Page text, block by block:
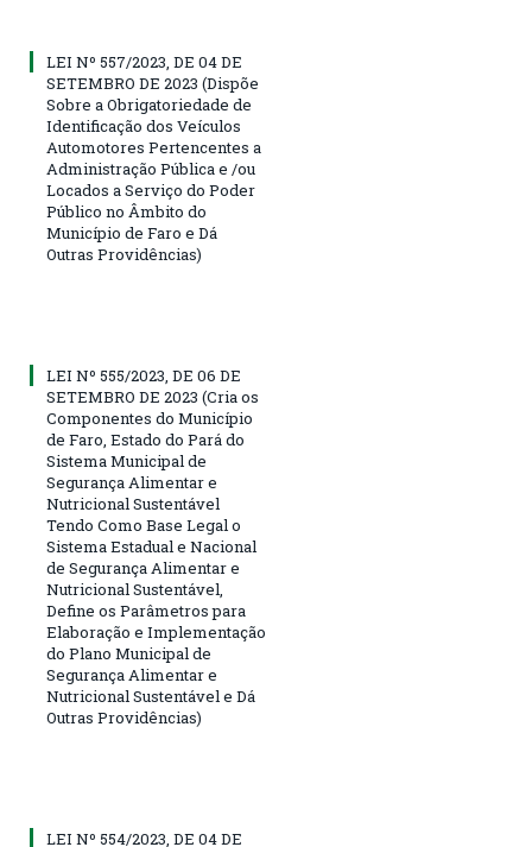
LEI Nº 557/2023, DE 04 DE
SETEMBRO DE 2023 (Dispõe
Sobre a Obrigatoriedade de
Identificação dos Veículos
Automotores Pertencentes a
Administração Pública e /ou
Locados a Serviço do Poder
Público no Âmbito do
Município de Faro e Dá
Outras Providências)
LEI Nº 555/2023, DE 06 DE
SETEMBRO DE 2023 (Cria os
Componentes do Município
de Faro, Estado do Pará do
Sistema Municipal de
Segurança Alimentar e
Nutricional Sustentável
Tendo Como Base Legal o
Sistema Estadual e Nacional
de Segurança Alimentar e
Nutricional Sustentável,
Define os Parâmetros para
Elaboração e Implementação
do Plano Municipal de
Segurança Alimentar e
Nutricional Sustentável e Dá
Outras Providências)
LEI Nº 554/2023, DE 04 DE